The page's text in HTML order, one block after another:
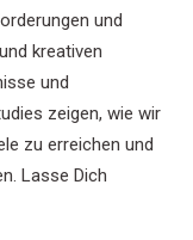
und
kreativen
und
zeigen, wie wir
zu erreichen und
Lasse Dich